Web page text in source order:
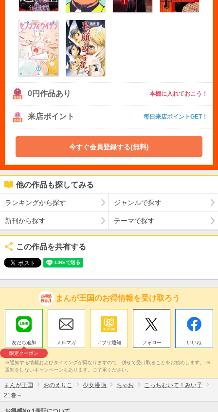
0円作品あり 本棚に入れておこう！
来店ポイント 毎日来店ポイントGET！
今すぐ会員登録する(無料)
他の作品も探してみる
ランキングから探す ジャンルで探す
新刊から探す テーマで探す
この作品を共有する
まんが王国のお得情報を受け取ろう
友だち追加
限定クーポン
メルマガ アプリ通知 フォロー いいね
※通知する情報およびタイミングが異なりますので、併せて受け取ることをお勧めします。 ※
通知をしないキャンペーンもあります。ご了承ください。
まんが王国 おのえりこ 少女漫画 ちゃお
こっちむいて！みい子
21巻～